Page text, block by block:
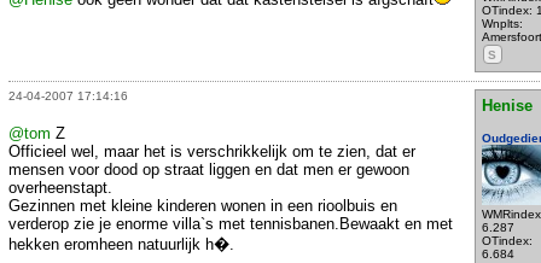
OTindex:
Wnplts:
Amersfoort
S
24-04-2007 17:14:16
Henise
6.287
OTindex:
6.684
@tom Z
Officieel wel, maar het is verschrikkelijk om te zien, dat er
mensen voor dood op straat liggen en dat men er gewoon
overheenstapt.
Gezinnen met kleine kinderen wonen in een rioolbuis en
verderop zie je enorme villa`s met tennisbanen.Bewaakt en met
hekken eromheen natuurlijk h�.